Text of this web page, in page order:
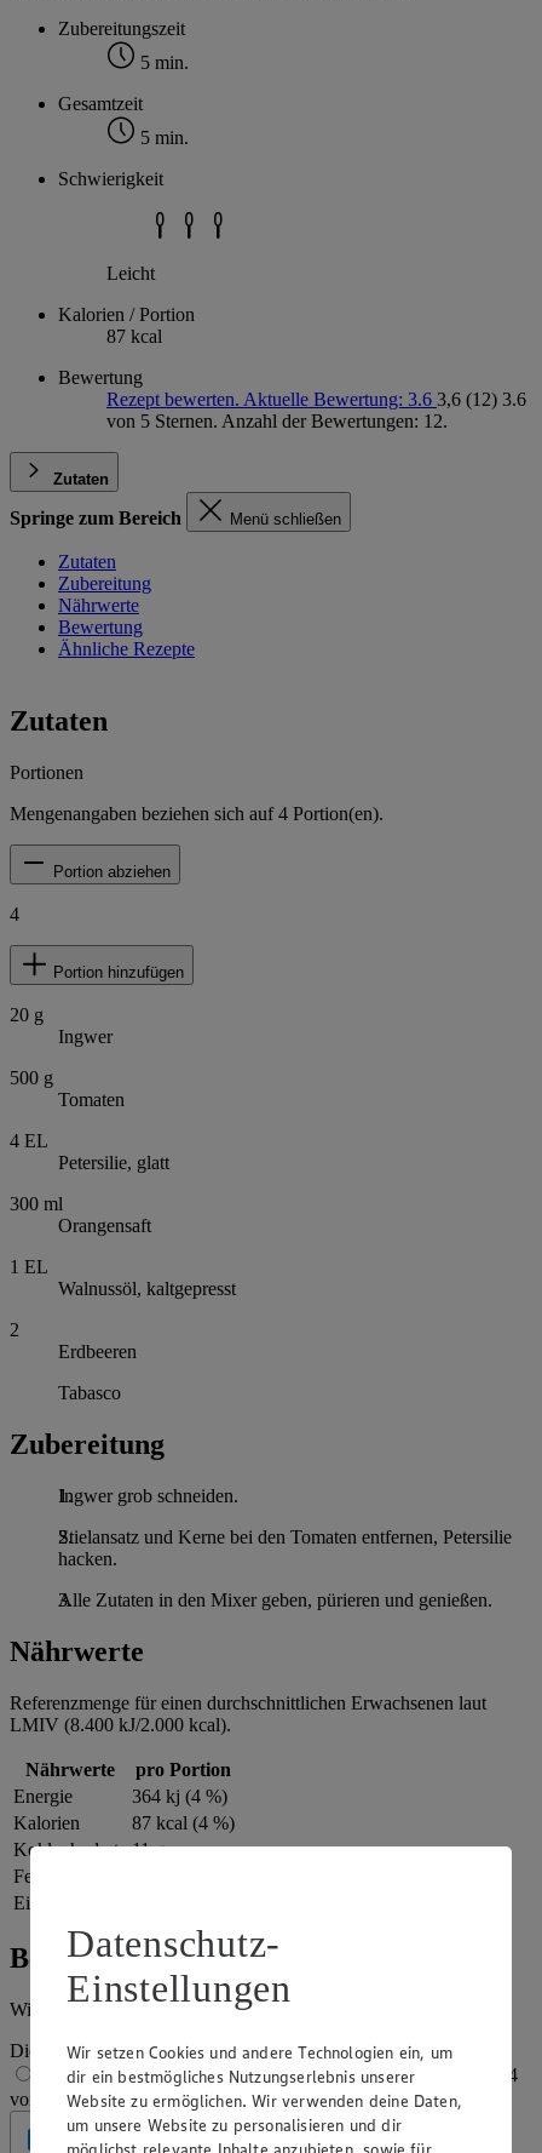
Zubereitungszeit
5 min.
Gesamtzeit
5 min.
Schwierigkeit
Leicht
Kalorien / Portion
87 kcal
Bewertung
Rezept bewerten. Aktuelle Bewertung: 3.6 3,6 (12) 3.6
von 5 Sternen. Anzahl der Bewertungen: 12.
Zutaten
Springe zum Bereich Menü schließen
Zutaten
Zubereitung
Nährwerte
Bewertung
Ähnliche Rezepte
Zutaten
Portionen
Mengenangaben beziehen sich auf4 Portion(en).
Portion abziehen
4
Portion hinzufügen
20 g
Ingwer
500 g
Tomaten
4 EL
Petersilie, glatt
300 ml
Orangensaft
1 EL
Walnussöl, kaltgepresst
2
Erdbeeren
Tabasco
Zubereitung
Ingwer grob schneiden.
Stielansatz und Kerne bei den Tomaten entfernen, Petersilie
hacken.
Alle Zutaten in den Mixer geben, pürieren und genießen.
Nährwerte
Referenzmenge für einen durchschnittlichen Erwachsenen laut
LMIV (8.400 kJ/2.000 kcal).
Nährwerte
pro Portion
Energie
364 kj (4 %)
Kalorien
87 kcal (4 %)
Kohlenhydrate 11 g
Fett
Eiweiß
Bewertung
Wie hat es dir geschmeckt?
Die Bewertung wird automatisch gespeichert
1 von 5 Sternen
2 von 5 Sternen 3 von 5 Sternen
4
von 5 Sternen
5 von 5 Sternen
Geprüft
Datenschutz-
Einstellungen
Wir setzen Cookies und andere Technologien ein, um
dir ein bestmögliches Nutzungserlebnis unserer
Website zu ermöglichen. Wir verwenden deine Daten,
um unsere Website zu personalisieren und dir